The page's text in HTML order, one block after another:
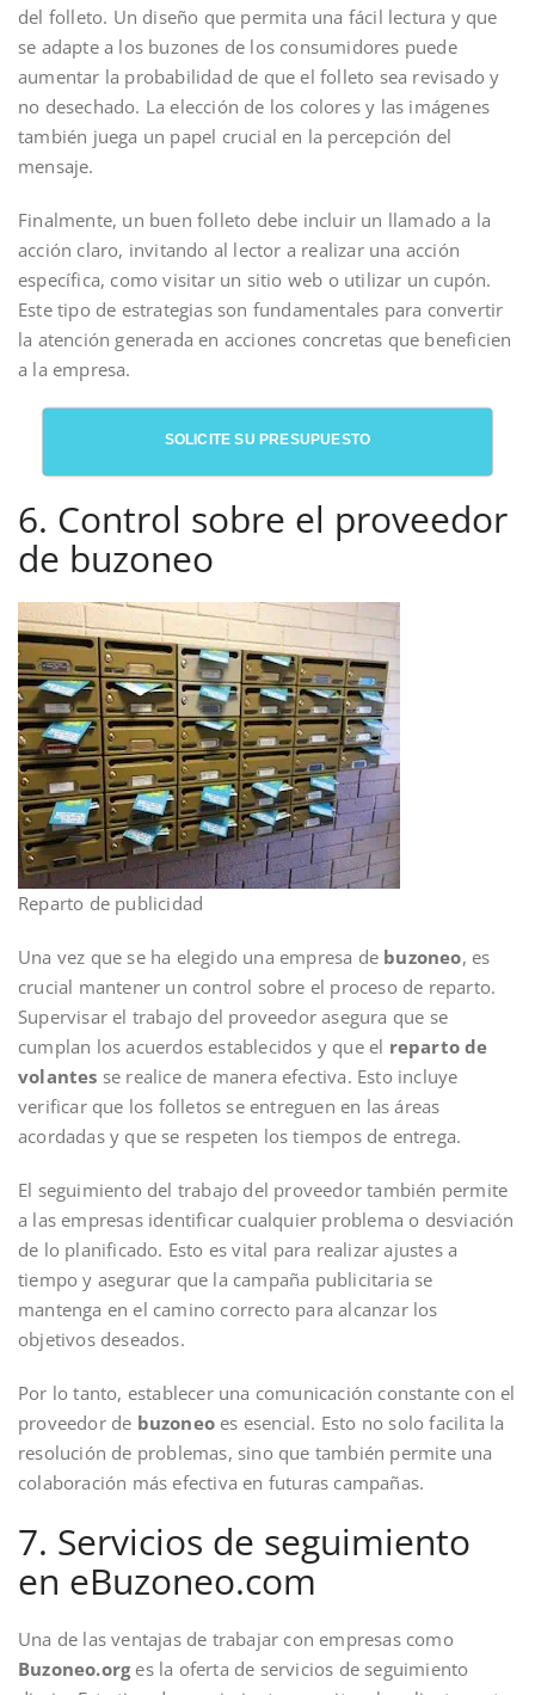
del folleto. Un diseño que permita una fácil lectura y que
se adapte a los buzones de los consumidores puede
aumentar la probabilidad de que el folleto sea revisado y
no desechado. La elección de los colores y las imágenes
también juega un papel crucial en la percepción del
mensaje.
Finalmente, un buen folleto debe incluir un llamado a la
acción claro, invitando al lector a realizar una acción
específica, como visitar un sitio web o utilizar un cupón.
Este tipo de estrategias son fundamentales para convertir
la atención generada en acciones concretas que beneficien
a la empresa.
SOLICITE SU PRESUPUESTO
6. Control sobre el proveedor
de buzoneo
Reparto de publicidad
Una vez que se ha elegido una empresa de buzoneo, es
crucial mantener un control sobre el proceso de reparto.
Supervisar el trabajo del proveedor asegura que se
cumplan los acuerdos establecidos y que el reparto de
volantes se realice de manera efectiva. Esto incluye
verificar que los folletos se entreguen en las áreas
acordadas y que se respeten los tiempos de entrega.
El seguimiento del trabajo del proveedor también permite
a las empresas identificar cualquier problema o desviación
de lo planificado. Esto es vital para realizar ajustes a
tiempo y asegurar que la campaña publicitaria se
mantenga en el camino correcto para alcanzar los
objetivos deseados.
Por lo tanto, establecer una comunicación constante con el
proveedor de buzoneo es esencial. Esto no solo facilita la
resolución de problemas, sino que también permite una
colaboración más efectiva en futuras campañas.
7. Servicios de seguimiento
en eBuzoneo.com
Una de las ventajas de trabajar con empresas como
Buzoneo.orges la oferta de servicios de seguimiento